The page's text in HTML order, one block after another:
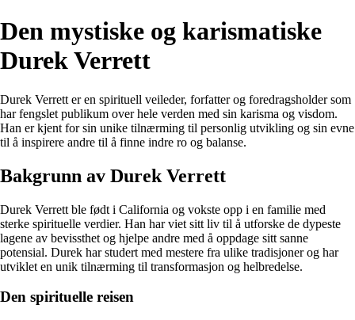
Den mystiske og karismatiske
Durek Verrett
Durek Verrett er en spirituell veileder, forfatter og foredragsholder som
har fengslet publikum over hele verden med sin karisma og visdom.
Han er kjent for sin unike tilnærming til personlig utvikling og sin evne
til å inspirere andre til å finne indre ro og balanse.
Bakgrunn av Durek Verrett
Durek Verrett ble født i California og vokste opp i en familie med
sterke spirituelle verdier. Han har viet sitt liv til å utforske de dypeste
lagene av bevissthet og hjelpe andre med å oppdage sitt sanne
potensial. Durek har studert med mestere fra ulike tradisjoner og har
utviklet en unik tilnærming til transformasjon og helbredelse.
Den spirituelle reisen